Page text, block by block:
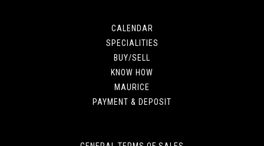
CALENDAR
SPECIALITIES
BUY/SELL
KNOW HOW
MAURICE
PAYMENT & DEPOSIT